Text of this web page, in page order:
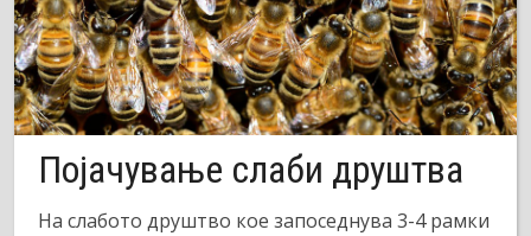
Појачување слаби друштва
На слабото друштво кое запоседнува 3-4 рамки